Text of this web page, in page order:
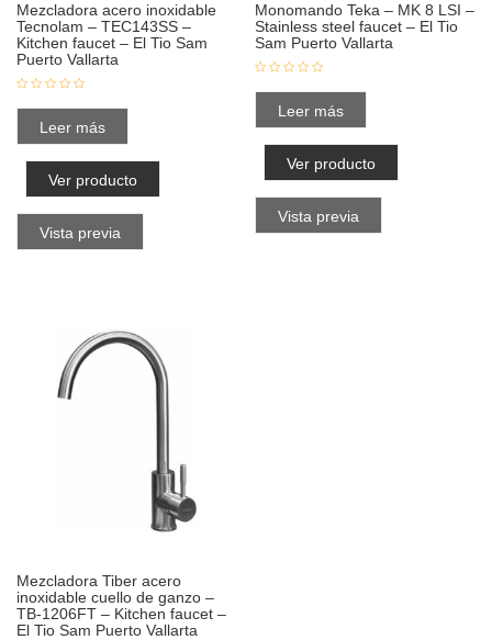
Mezcladora acero inoxidable
Tecnolam – TEC143SS –
Kitchen faucet – El Tio Sam
Puerto Vallarta
Leer más
Ver producto
Vista previa
Monomando Teka – MK 8 LSI –
Stainless steel faucet – El Tio
Sam Puerto Vallarta
Leer más
Ver producto
Vista previa
Mezcladora Tiber acero
inoxidable cuello de ganzo –
TB-1206FT – Kitchen faucet –
El Tio Sam Puerto Vallarta